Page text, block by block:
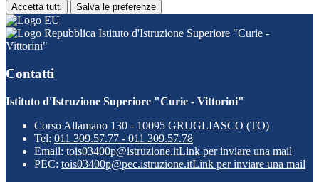
Accetta tutti Salva le preferenze
Istituto d'Istruzione Superiore "Curie -
Vittorini"
Contatti
Istituto d'Istruzione Superiore "Curie - Vittorini"
Corso Allamano 130 - 10095 GRUGLIASCO (TO)
Tel: 011 309.57.77 - 011 309.57.78
Email: tois03400p@istruzione.itLink per inviare una mail
PEC: tois03400p@pec.istruzione.itLink per inviare una mail